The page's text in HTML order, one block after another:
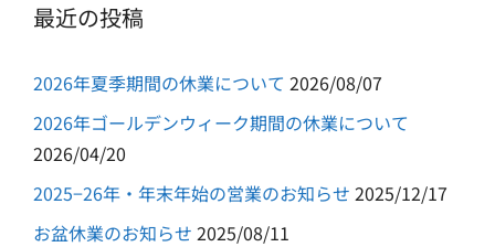
最近の投稿
2026年夏季期間の休業について 2026/08/07
2026年ゴールデンウィーク期間の休業について
2026/04/20
2025−26年・年末年始の営業のお知らせ 2025/12/17
お盆休業のお知らせ 2025/08/11